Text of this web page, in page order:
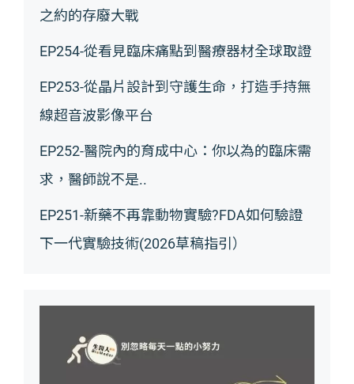
之約的存廢大戰
EP254-從看見臨床痛點到醫療器材全球取證
EP253-從晶片設計到守護生命，打造手持無
線超音波影像平台
EP252-醫院內的育成中心：你以為的臨床需
求，醫師說不是..
EP251-新藥不再靠動物實驗?FDA如何驗證
下一代實驗技術(2026草稿指引）